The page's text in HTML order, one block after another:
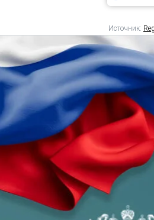
Источник: